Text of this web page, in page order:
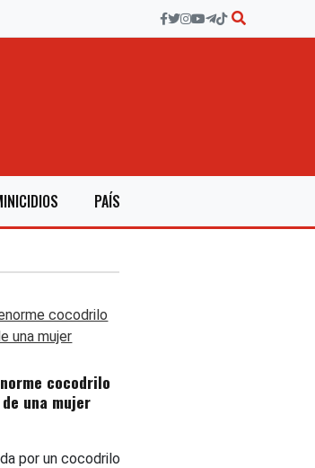
PAÍS
cocodrilo
una mujer
por un cocodrilo